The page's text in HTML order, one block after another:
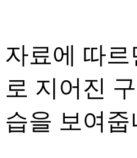
자료에 따
로 지어진
습을 보여줍